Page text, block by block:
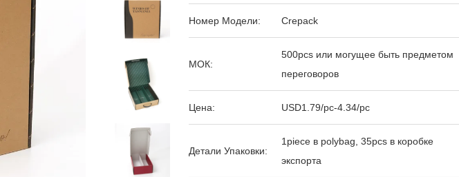
Номер Модели: Crepack
МОК:
500pcs или могущее быть предметом
переговоров
Цена: USD1.79/pc-4.34/pc
Детали Упаковки:
1piece в polybag, 35pcs в коробке
экспорта